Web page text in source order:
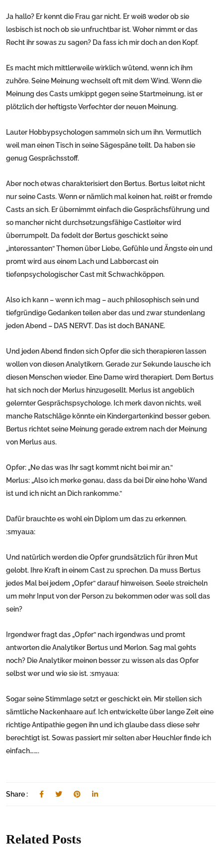
Ja hallo? Er kennt die Frau gar nicht. Er weiß weder ob sie
lesbisch ist noch ob sie unfruchtbar ist. Woher nimmt er das
Recht ihr sowas zu sagen? Da fass ich mir doch an den Kopf.
Es macht mich mittlerweile wirklich wütend, wenn ich ihm
zuhöre. Seine Meinung wechselt oft mit dem Wind. Wenn die
Meinung des Casts umkippt gegen seine Startmeinung, ist er
plötzlich der heftigste Verfechter der neuen Meinung.
Lauter Hobbypsychologen sammeln sich um ihn. Vermutlich
weil man einen Tisch in seine Sägespäne teilt. Da haben sie
genug Gesprächsstoff.
Aber noch etwas charakterisiert den Bertus. Bertus leitet nicht
nur seine Casts. Wenn er nämlich mal keinen hat, reißt er fremde
Casts an sich. Er übernimmt einfach die Gesprächsführung und
so mancher nicht durchsetzungsfähige Castleiter wird
überrumpelt. Da fedelt der Bertus geschickt seine
„interessanten“ Themen über Liebe, Gefühle und Ängste ein und
promt wird aus einem Lach und Labbercast ein
tiefenpsychologischer Cast mit Schwachköppen.
Also ich kann – wenn ich mag – auch philosophisch sein und
tiefgründige Gedanken teilen aber das und zwar stundenlang
jeden Abend – DAS NERVT. Das ist doch BANANE.
Und jeden Abend finden sich Opfer die sich therapieren lassen
wollen von diesen Analytikern. Gerade zur Sekunde lausche ich
diesen Menschen wieder. Eine Dame wird therapiert. Dem Bertus
hat sich noch der Merlus hinzugesellt. Merlus ist angeblich
gelernter Gesprächspsychologe. Ich merk davon nichts, weil
manche Ratschläge könnte ein Kindergartenkind besser geben.
Bertus richtet seine Meinung gerade extrem nach der Meinung
von Merlus aus.
Opfer: „Ne das was Ihr sagt kommt nicht bei mir an.“
Merlus: „Also ich merke genau, dass da bei Dir eine hohe Wand
ist und ich nicht an Dich rankomme.“
Dafür brauchte es wohl ein Diplom um das zu erkennen.
:smyaua:
Und natürlich werden die Opfer grundsätzlich für ihren Mut
gelobt. Ihre Kraft in einem Cast zu sprechen. Da muss Bertus
jedes Mal bei jedem „Opfer“ darauf hinweisen. Seele streicheln
um mehr Input von der Person zu bekommen oder was soll das
sein?
Irgendwer fragt das „Opfer“ nach irgendwas und promt
antworten die Analytiker Bertus und Merlon. Sag mal gehts
noch? Die Analytiker meinen besser zu wissen als das Opfer
selbst wer und wie sie ist. :smyaua:
Sogar seine Stimmlage setzt er geschickt ein. Mir stellen sich
sämtliche Nackenhaare auf. Ich entwickelte über lange Zeit eine
richtige Antipathie gegen ihn und ich glaube dass diese sehr
berechtigt ist. Sowas passiert mir selten aber Heuchler finde ich
einfach…….
Share :
Related Posts